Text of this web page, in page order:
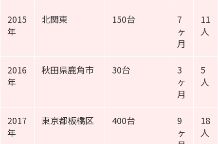
2015
年
北関東 150台
7
ヶ
月
11
人
2016
年
秋田県鹿角市 30台
3
ヶ
月
5
人
2017
年
東京都板橋区 400台
9
ヶ
18
人